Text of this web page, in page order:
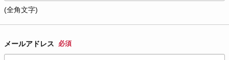
(全角文字)
メールアドレス 必須